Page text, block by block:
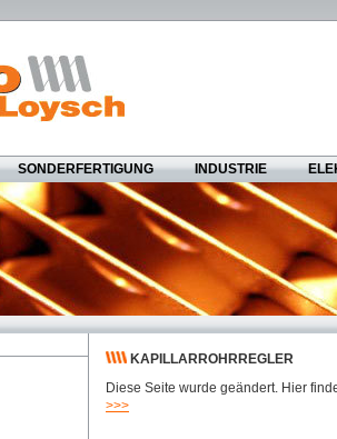
SONDERFERTIGUNG INDUSTRIE
KAPILLARROHRREGLER
Diese Seite wurde geändert. Hier
>>>